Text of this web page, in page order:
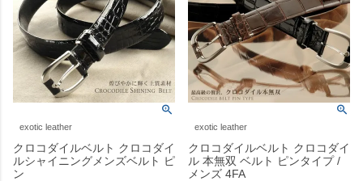
exotic leather
クロコダイルベルト クロコダイ
ルシャイニングメンズベルト ピ
ン
exotic leather
クロコダイルベルト クロコダイ
ル 本無双 ベルト ピンタイプ /
メンズ 4FA